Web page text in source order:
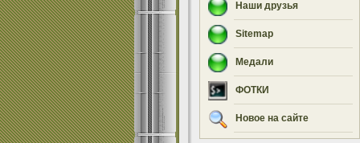
Наши друзья
Sitemap
Медали
ФОТКИ
Новое на сайте